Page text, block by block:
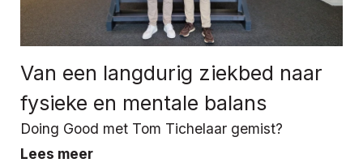
Van een langdurig ziekbed naar
fysieke en mentale balans
Doing Good met Tom Tichelaar gemist?
Lees meer